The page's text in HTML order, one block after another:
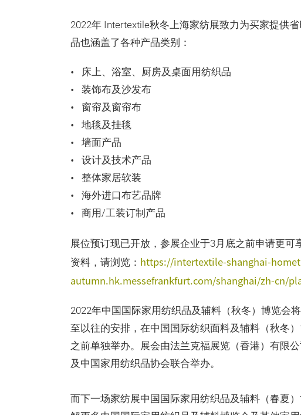
2022年 Intertextile秋冬上海家纺展致力为买家提供
品也涵盖了各种产品类别：
床上、浴室、厨房及桌面用纺织品
装饰布及沙发布
窗帘及窗帘布
地毯及挂毯
墙面产品
设计及技术产品
整体家居软装
海外进口布艺品牌
商用/工装订制产品
展位预订现已开放，参展企业于3月底之前申请更可
资料，请浏览： https://intertextile-shanghai-
autumn.hk.messefrankfurt.com/shanghai/zh-cn/
2022年中国国际家用纺织品及辅料（秋冬）博览会
至以往的安排，在中国国际纺织面料及辅料（秋冬
之前单独举办。展会由法兰克福展览（香港）有限
及中国家用纺织品协会联合举办。
而下一场家纺展中国国际家用纺织品及辅料（春夏